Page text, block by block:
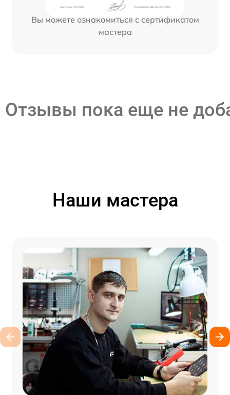
Вы можете ознакомиться с сертификатом
мастера
Отзывы пока еще не
Наши мастера